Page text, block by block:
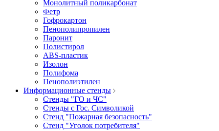
Монолитный поликарбонат
Фетр
Гофрокартон
Пенополипропилен
Паронит
Полистирол
ABS-пластик
Изолон
Полифома
Пенополиэтилен
Информационные стенды
Стенды "ГО и ЧС"
Стенды с Гос. Символикой
Стенд "Пожарная безопасность"
Стенд "Уголок потребителя"